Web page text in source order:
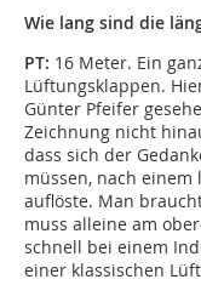
Wie lang sind die
PT: 16 Meter. Ein
Lüftungsklappen.
Günter Pfeifer
Zeichnung nicht
dass sich der
müssen, nach
auflöste. Man
muss alleine am
schnell bei einem
einer klassischen